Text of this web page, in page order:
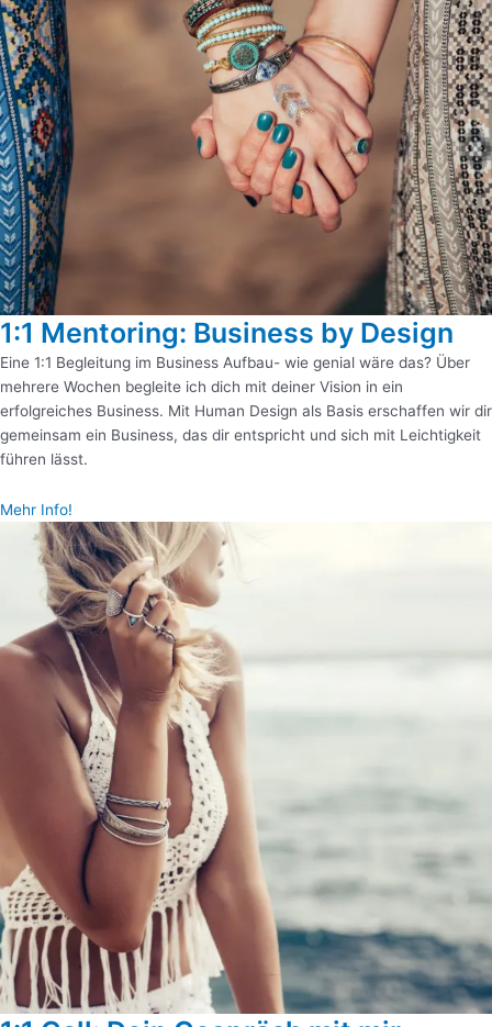
1:1 Mentoring: Business by Design
Eine 1:1 Begleitung im Business Aufbau- wie genial wäre das? Über
mehrere Wochen begleite ich dich mit deiner Vision in ein
erfolgreiches Business. Mit Human Design als Basis erschaffen wir dir
gemeinsam ein Business, das dir entspricht und sich mit Leichtigkeit
führen lässt.
Mehr Info!